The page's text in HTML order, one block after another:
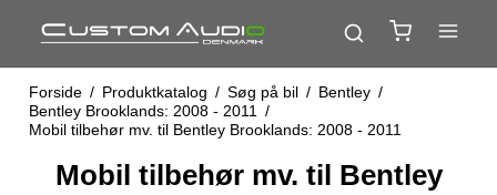
Forside / Produktkatalog / Søg på bil / Bentley /
Bentley Brooklands: 2008 - 2011
/
Mobil tilbehør mv. til Bentley Brooklands: 2008 - 2011
Mobil tilbehør mv. til Bentley